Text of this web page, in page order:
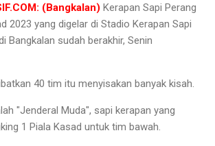
(Bangkalan) Kerapan Sapi Perang
2023 yang digelar di Stadio Kerapan Sapi
Bangkalan sudah berakhir, Senin
40 tim itu menyisakan banyak kisah.
"Jenderal Muda", sapi kerapan yang
1 Piala Kasad untuk tim bawah.